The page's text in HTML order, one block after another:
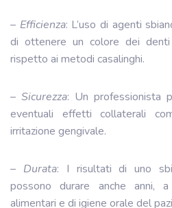
– Efficienza: L’uso di agenti
di ottenere un colore dei
rispetto ai metodi casalinghi.
– Sicurezza: Un professionista
eventuali effetti collaterali
irritazione gengivale.
– Durata: I risultati di uno
possono durare anche anni,
alimentari e di igiene orale del